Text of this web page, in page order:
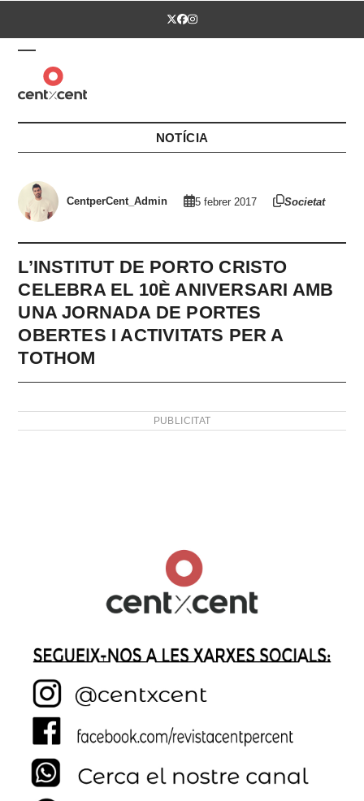
Twitter
Facebook
Instagram
Open
mobile
menu
Close
mobile
menu
NOTÍCIA
CentperCent_Admin 5 febrer 2017 Societat
L’INSTITUT DE PORTO CRISTO
CELEBRA EL 10È ANIVERSARI AMB
UNA JORNADA DE PORTES
OBERTES I ACTIVITATS PER A
TOTHOM
PUBLICITAT